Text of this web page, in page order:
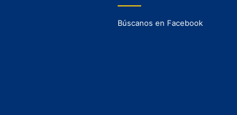
Búscanos en Facebook